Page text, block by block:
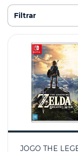
Filtrar
JOGO THE